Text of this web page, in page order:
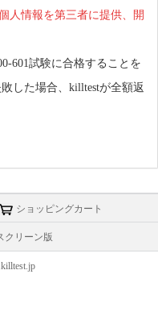
人情報を第三者に提供、開
601試験に合格することを
した場合、killtestが全額返
ショッピングカート
クリーン版